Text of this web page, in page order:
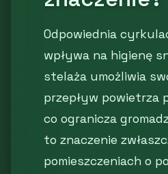
Odpowiednia
wpływa na higienę
stelaża umożliwia
przepływ powietrza
co ogranicza
to znaczenie
pomieszczeniach o